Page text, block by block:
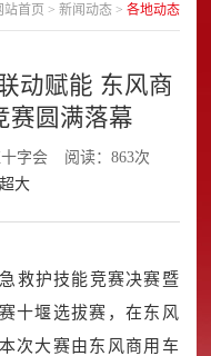
站首页 > 新闻动态> 各地动态
动赋能 东风商
赛圆满落幕
字会
阅读：863次
超大
救护技能竞赛决赛暨
十堰选拔赛，在东风
次大赛由东风商用车